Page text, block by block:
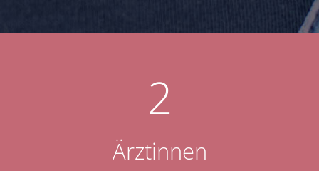
2
Ärztinnen